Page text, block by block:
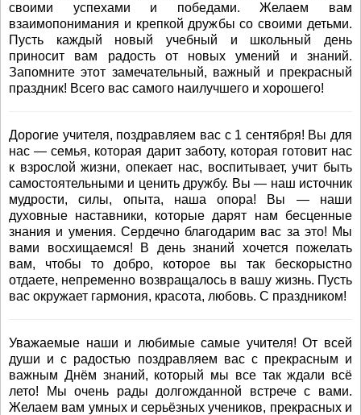
своими успехами и победами. Желаем вам
взаимопонимания и крепкой дружбы со своими детьми.
Пусть каждый новый учебный и школьный день
приносит вам радость от новых умений и знаний.
Запомните этот замечательный, важный и прекрасный
праздник! Всего вас самого наилучшего и хорошего!
Дорогие учителя, поздравляем вас с 1 сентября! Вы для
нас — семья, которая дарит заботу, которая готовит нас
к взрослой жизни, опекает нас, воспитывает, учит быть
самостоятельными и ценить дружбу. Вы — наш источник
мудрости, силы, опыта, наша опора! Вы — наши
духовные наставники, которые дарят нам бесценные
знания и умения. Сердечно благодарим вас за это! Мы
вами восхищаемся! В день знаний хочется пожелать
вам, чтобы то добро, которое вы так бескорыстно
отдаете, непременно возвращалось в вашу жизнь. Пусть
вас окружает гармония, красота, любовь. С праздником!
Уважаемые наши и любимые самые учителя! От всей
души и с радостью поздравляем вас с прекрасным и
важным Днём знаний, который мы все так ждали всё
лето! Мы очень рады долгожданной встрече с вами.
Желаем вам умных и серьёзных учеников, прекрасных и